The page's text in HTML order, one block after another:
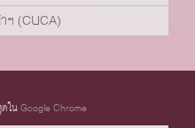
ฯ (CUCA)
ในGoogle Chrome